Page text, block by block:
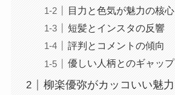
目力と色気が魅力の核心
短髪とインスタの反響
評判とコメントの傾向
優しい人柄とのギャップ
柳楽優弥がカッコいい魅力